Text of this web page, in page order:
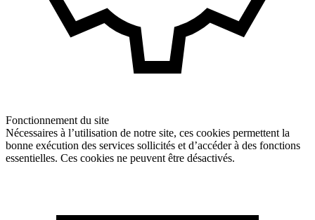
Fonctionnement du site
Nécessaires à l’utilisation de notre site, ces cookies permettent la
bonne exécution des services sollicités et d’accéder à des fonctions
essentielles. Ces cookies ne peuvent être désactivés.